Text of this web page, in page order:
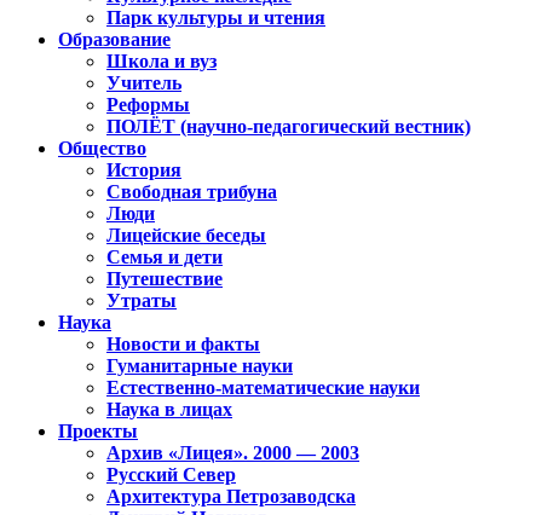
Парк культуры и чтения
Образование
Школа и вуз
Учитель
Реформы
ПОЛЁТ (научно-педагогический вестник)
Общество
История
Свободная трибуна
Люди
Лицейские беседы
Семья и дети
Путешествие
Утраты
Наука
Новости и факты
Гуманитарные науки
Естественно-математические науки
Наука в лицах
Проекты
Архив «Лицея». 2000 — 2003
Русский Север
Архитектура Петрозаводска